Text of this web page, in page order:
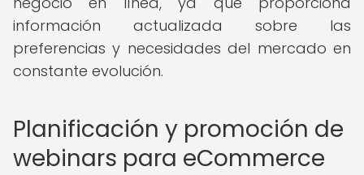
información actualizada sobre las
preferencias y necesidades del mercado en
constante evolución.
Planificación y promoción de
webinars para eCommerce